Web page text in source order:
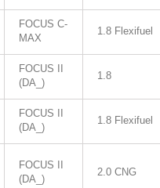
FOCUS C-
MAX
1.8 Flexifuel
FOCUS II
(DA_)
1.8
FOCUS II
(DA_)
1.8 Flexifuel
FOCUS II
(DA_)
2.0 CNG